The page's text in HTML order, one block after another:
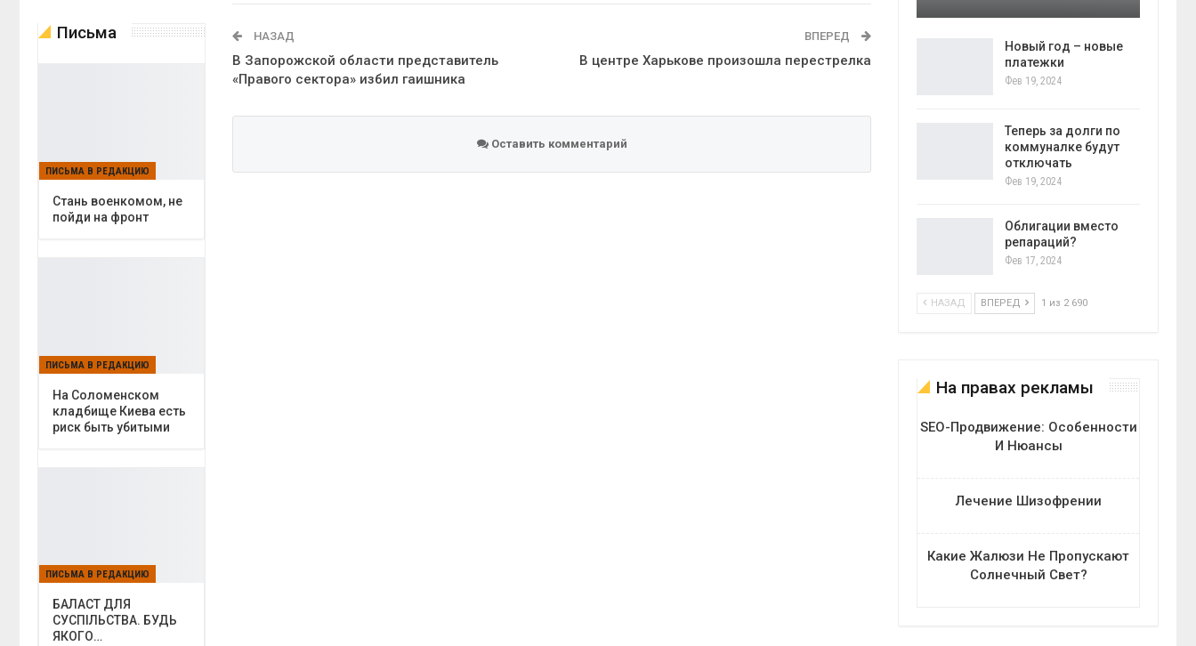
НАЗАД
В Запорожской области представитель
«Правого сектора» избил гаишника
ВПЕРЕД
В центре Харькове произошла перестрелка
Оставить комментарий
Новый год – новые
платежки
Фев 19, 2024
Теперь за долги по
коммуналке будут
отключать
Фев 19, 2024
Облигации вместо
репараций?
Фев 17, 2024
НАЗАД ВПЕРЕД 1 из 2 690
На правах рекламы
SEO-Продвижение: Особенности
И Нюансы
Лечение Шизофрении
Какие Жалюзи Не Пропускают
Солнечный Свет?
Письма
ПИСЬМА В РЕДАКЦИЮ
Cтань военкомом, не
пойди на фронт
ПИСЬМА В РЕДАКЦИЮ
На Соломенском
кладбище Киева есть
риск быть убитыми
ПИСЬМА В РЕДАКЦИЮ
БАЛАСТ ДЛЯ
СУСПІЛЬСТВА. БУДЬ
ЯКОГО…